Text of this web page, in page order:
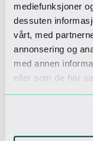
mediefunksjoner
dessuten
vårt, med
annonsering og
med annen
eller som de har
tjenestene deres.
Flere
Se vårt utvalg av
PERFEKT FOR